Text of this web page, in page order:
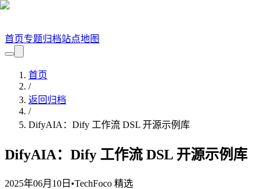
首页专题归档站点地图
首页
/
返回归档
/
DifyAIA：Dify 工作流 DSL 开源示例库
DifyAIA：Dify 工作流 DSL 开源示例库
2025年06月10日 •TechFoco 精选